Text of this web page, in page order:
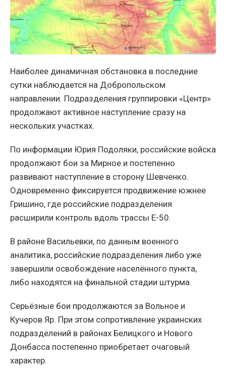
Наиболее динамичная обстановка в последние
сутки наблюдается на Добропольском
направлении. Подразделения группировки «Центр»
продолжают активное наступление сразу на
нескольких участках.
По информации Юрия Подоляки, российские войска
продолжают бои за Мирное и постепенно
развивают наступление в сторону Шевченко.
Одновременно фиксируется продвижение южнее
Гришино, где российские подразделения
расширили контроль вдоль трассы Е-50.
В районе Васильевки, по данным военного
аналитика, российские подразделения либо уже
завершили освобождение населённого пункта,
либо находятся на финальной стадии штурма.
Серьёзные бои продолжаются за Вольное и
Кучеров Яр. При этом сопротивление украинских
подразделений в районах Белицкого и Нового
Донбасса постепенно приобретает очаговый
характер.